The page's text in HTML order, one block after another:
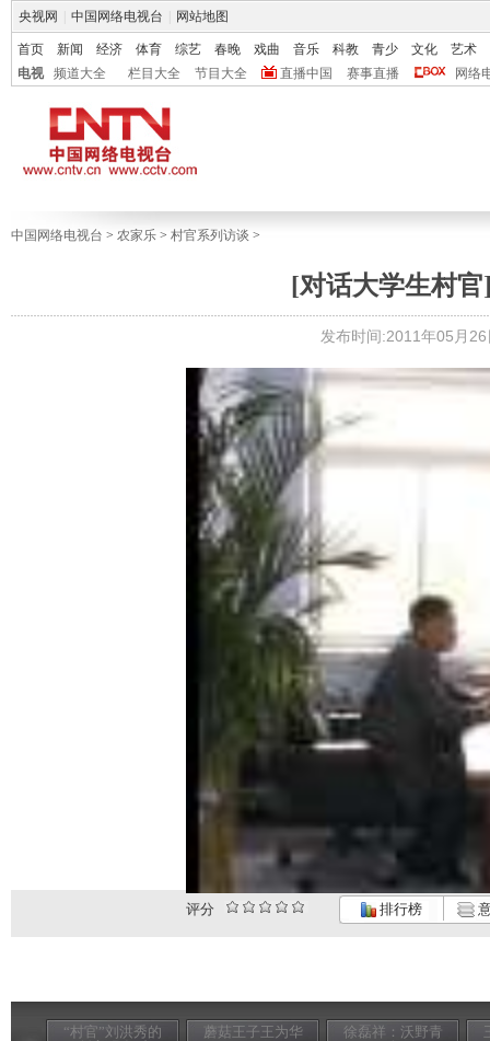
央视网 中国网络电视台 网站地图
首页 新闻 经济 体育 综艺 春晚 戏曲 音乐 科教 青少 文化
艺术
电视
频道大全 栏目大全 节目大全 直播中国 赛事直播 网络
中国网络电视台 > 农家乐 > 村官系列访谈 >
[对话大学生村
发布时间:2011年05月
评分 排行榜
“村官”刘洪秀的
蘑菇王子王为华
徐磊祥：沃野青